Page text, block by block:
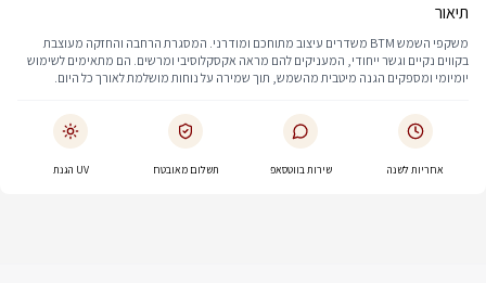
תיאור
משקפי השמש BTM משדרים עיצוב מתוחכם ומודרני. המסגרת הרחבה והחזקה מעוצבת
בקווים נקיים וגשר ייחודי, המעניקים להם מראה אקסקלוסיבי ומרשים. הם מתאימים לשימוש
יומיומי ומספקים הגנה מיטבית מהשמש, תוך שמירה על נוחות מושלמת לאורך כל היום.
אחריות לשנה שירות בווטסאפ תשלום מאובטח UV הגנת